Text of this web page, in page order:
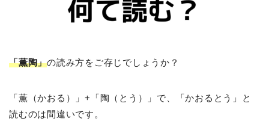
「薫陶」の読み方をご存じでしょうか？
「薫（かおる）」+「陶（とう）」で、「かおるとう」と
読むのは間違いです。